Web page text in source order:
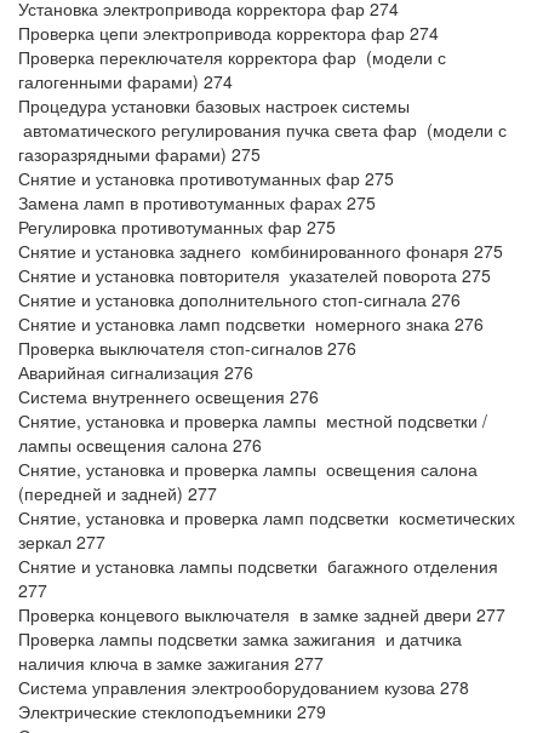
Установка электропривода корректора фар 274
Проверка цепи электропривода корректора фар 274
Проверка переключателя корректора фар (модели с
галогенными фарами) 274
Процедура установки базовых настроек системы
автоматического регулирования пучка света фар (модели с
газоразрядными фарами) 275
Снятие и установка противотуманных фар 275
Замена ламп в противотуманных фарах 275
Регулировка противотуманных фар 275
Снятие и установка заднего комбинированного фонаря 275
Снятие и установка повторителя указателей поворота 275
Снятие и установка дополнительного стоп-сигнала 276
Снятие и установка ламп подсветки номерного знака 276
Проверка выключателя стоп-сигналов 276
Аварийная сигнализация 276
Система внутреннего освещения 276
Снятие, установка и проверка лампы местной подсветки /
лампы освещения салона 276
Снятие, установка и проверка лампы освещения салона
(передней и задней) 277
Снятие, установка и проверка ламп подсветки косметических
зеркал 277
Снятие и установка лампы подсветки багажного отделения
277
Проверка концевого выключателя в замке задней двери 277
Проверка лампы подсветки замка зажигания и датчика
наличия ключа в замке зажигания 277
Система управления электрооборудованием кузова 278
Электрические стеклоподъемники 279